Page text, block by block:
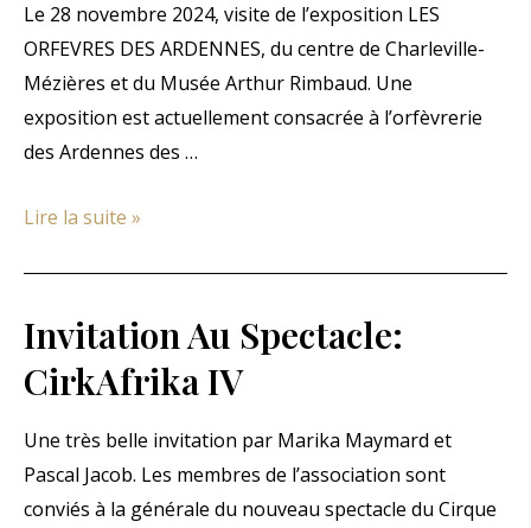
Le 28 novembre 2024, visite de l’exposition LES
ORFEVRES DES ARDENNES, du centre de Charleville-
Mézières et du Musée Arthur Rimbaud. Une
exposition est actuellement consacrée à l’orfèvrerie
des Ardennes des …
Visite:
DES
ARDENNES
Lire la suite »
Invitation Au Spectacle:
CirkAfrika IV
Une très belle invitation par Marika Maymard et
Pascal Jacob. Les membres de l’association sont
conviés à la générale du nouveau spectacle du Cirque